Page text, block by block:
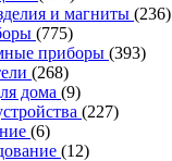
и магниты (236)
(775)
приборы (393)
(268)
дома (9)
(227)
(6)
(12)